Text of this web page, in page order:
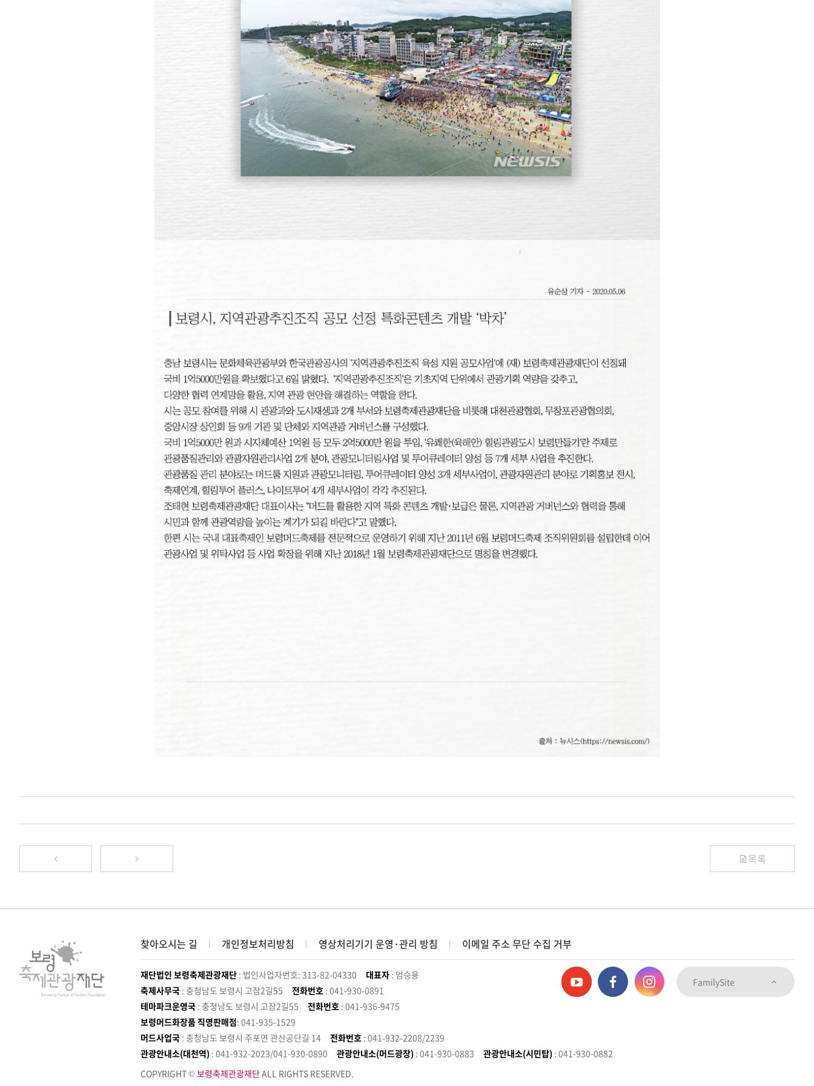
목록
찾아오시는 길 개인정보처리방침 영상처리기기 운영·관리 방침 이메일 주소 무단 수집 거부
재단법인 보령축제관광재단 : 법인사업자번호: 313-82-04330 대표자 : 엄승용
축제사무국 : 충청남도 보령시 고잠2길55 전화번호 : 041-930-0891
테마파크운영국 : 충청남도 보령시 고잠2길55 전화번호 : 041-936-9475
보령머드화장품 직영판매점: 041-935-1529
머드사업국 : 충청남도 보령시 주포면 관산공단길 14 전화번호 : 041-932-2208/2239
관광안내소(대천역) : 041-932-2023/041-930-0890 관광안내소(머드광장) : 041-930-0883 관광안내소(시민탑) : 041-930-0882
COPYRIGHT © 보령축제관광재단ALL RIGHTS RESERVED.
FamilySite